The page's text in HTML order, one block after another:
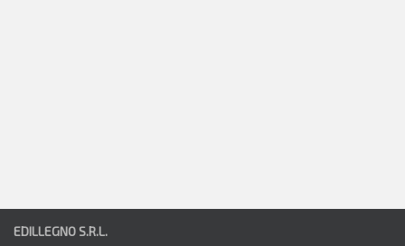
EDILLEGNO S.R.L.